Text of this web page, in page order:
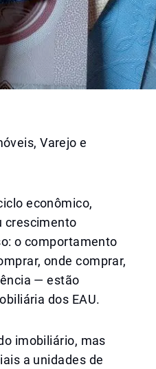
Varejo e
econômico,
crescimento
o comportamento
onde comprar,
— estão
dos EAU.
imobiliário, mas
a unidades de